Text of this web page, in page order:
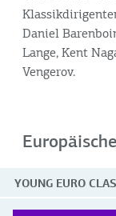
Daniel
Lange, Kent
Vengerov.
YOUNG EURO